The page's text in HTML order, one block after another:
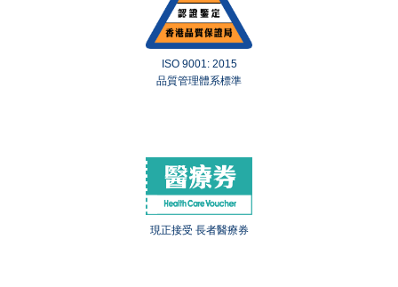
ISO 9001: 2015
品質管理體系標準
現正接受 長者醫療券